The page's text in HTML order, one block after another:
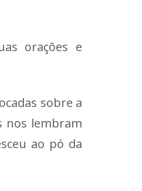
orações e
sobre a
nos lembram
ao pó da